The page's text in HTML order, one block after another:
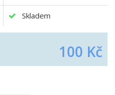
Skladem
100 Kč